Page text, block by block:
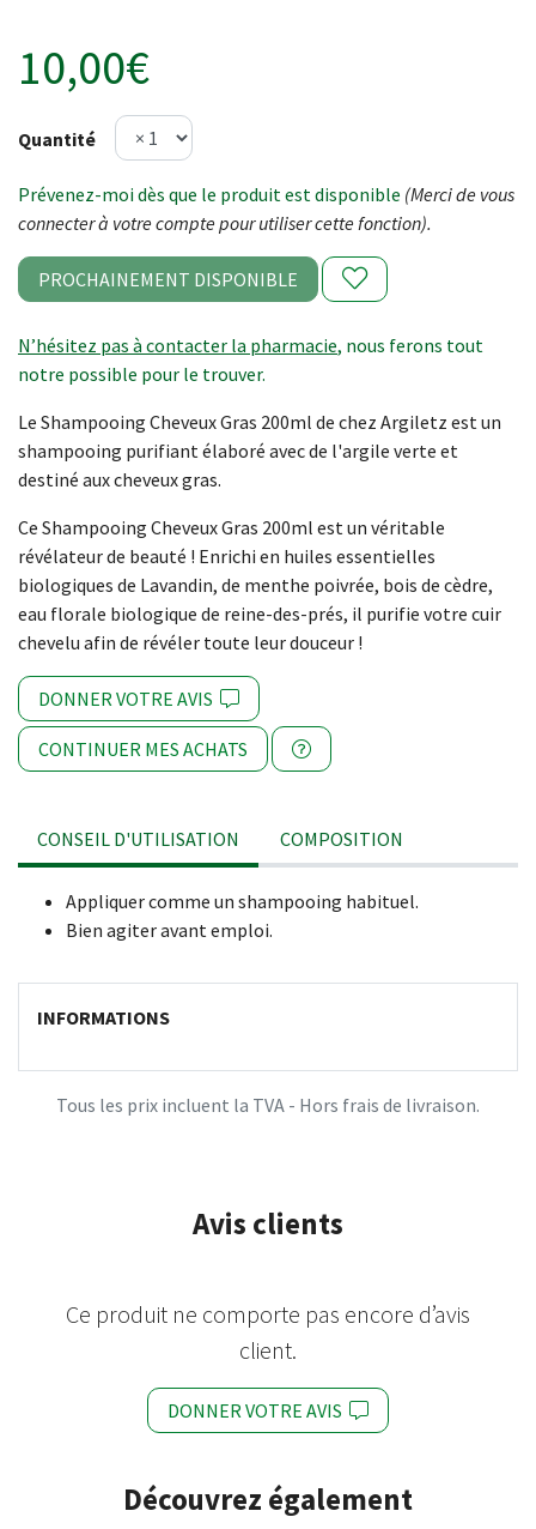
10,00€
Quantité
Prévenez-moi dès que le produit est disponible (Merci de vous
connecter à votre compte pour utiliser cette fonction).
PROCHAINEMENT DISPONIBLE
N’hésitez pas à contacter la pharmacie, nous ferons tout
notre possible pour le trouver.
Le Shampooing Cheveux Gras 200ml de chez Argiletz est un
shampooing purifiant élaboré avec de l'argile verte et
destiné aux cheveux gras.
Ce Shampooing Cheveux Gras 200ml est un véritable
révélateur de beauté ! Enrichi en huiles essentielles
biologiques de Lavandin, de menthe poivrée, bois de cèdre,
eau florale biologique de reine-des-prés, il purifie votre cuir
chevelu afin de révéler toute leur douceur !
DONNER VOTRE AVIS
CONTINUER MES ACHATS
CONSEIL D'UTILISATION COMPOSITION
Appliquer comme un shampooing habituel.
Bien agiter avant emploi.
INFORMATIONS
Tous les prix incluent la TVA - Hors frais de livraison.
Avis clients
Ce produit ne comporte pas encore d’avis
client.
DONNER VOTRE AVIS
Découvrez également